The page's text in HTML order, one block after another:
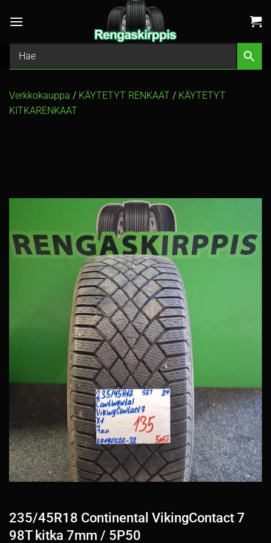
Verkkokauppa / KÄYTETYT RENKAAT / KÄYTETYT
KITKARENKAAT
235/45R18 Continental VikingContact 7
98T kitka 7mm / 5P50